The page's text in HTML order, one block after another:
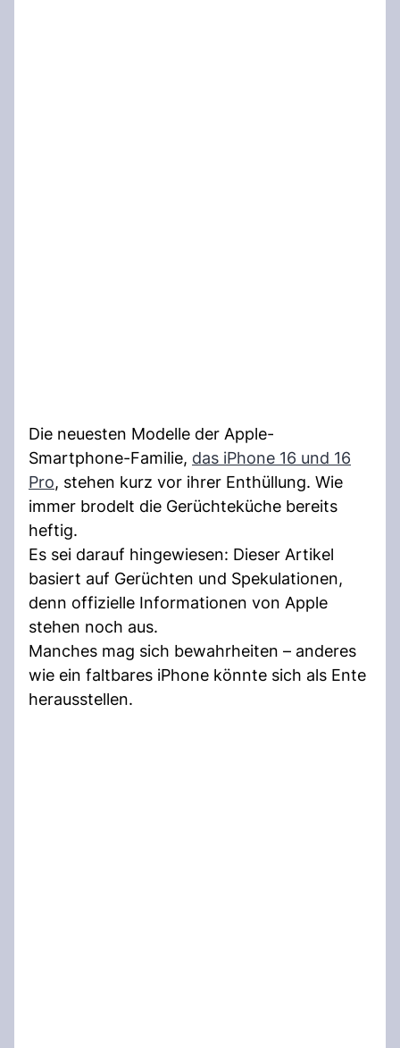
Die neuesten Modelle der Apple-
Smartphone-Familie, das iPhone 16 und 16
Pro, stehen kurz vor ihrer Enthüllung. Wie
immer brodelt die Gerüchteküche bereits
heftig.
Es sei darauf hingewiesen: Dieser Artikel
basiert auf Gerüchten und Spekulationen,
denn offizielle Informationen von Apple
stehen noch aus.
Manches mag sich bewahrheiten – anderes
wie ein faltbares iPhone könnte sich als Ente
herausstellen.